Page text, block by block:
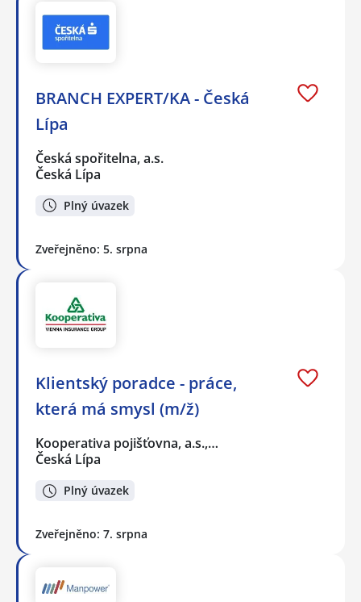
BRANCH EXPERT/KA - Česká
Lípa
Česká spořitelna, a.s.
Česká Lípa
Plný úvazek
Zveřejněno: 5. srpna
Klientský poradce - práce,
která má smysl (m/ž)
Kooperativa pojišťovna, a.s.,…
Česká Lípa
Plný úvazek
Zveřejněno: 7. srpna